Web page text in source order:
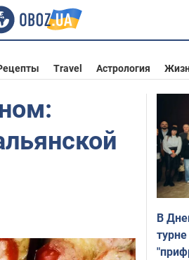
Travel Астрология
В